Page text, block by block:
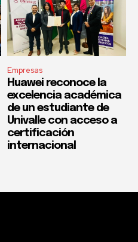
Empresas
Huawei reconoce la
excelencia académica
de un estudiante de
Univalle con acceso a
certificación
internacional